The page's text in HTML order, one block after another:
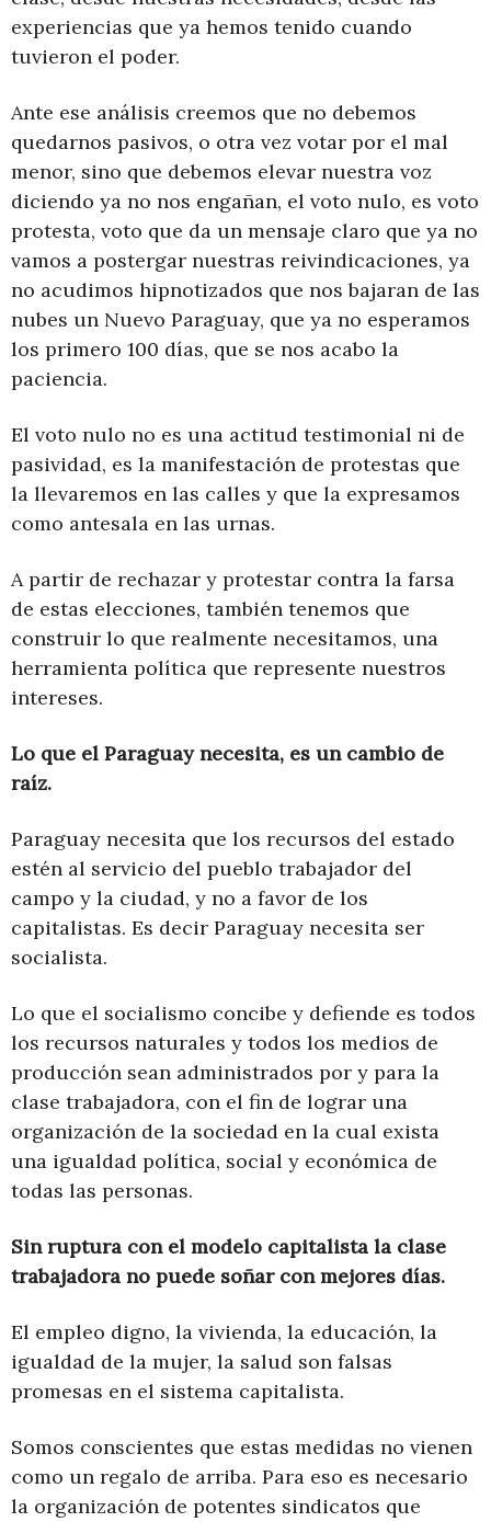
experiencias que ya hemos tenido cuando
tuvieron el poder.
Ante ese análisis creemos que no debemos
quedarnos pasivos, o otra vez votar por el mal
menor, sino que debemos elevar nuestra voz
diciendo ya no nos engañan, el voto nulo, es voto
protesta, voto que da un mensaje claro que ya no
vamos a postergar nuestras reivindicaciones, ya
no acudimos hipnotizados que nos bajaran de las
nubes un Nuevo Paraguay, que ya no esperamos
los primero 100 días, que se nos acabo la
paciencia.
El voto nulo no es una actitud testimonial ni de
pasividad, es la manifestación de protestas que
la llevaremos en las calles y que la expresamos
como antesala en las urnas.
A partir de rechazar y protestar contra la farsa
de estas elecciones, también tenemos que
construir lo que realmente necesitamos, una
herramienta política que represente nuestros
intereses.
Lo que el Paraguay necesita, es un cambio de
raíz.
Paraguay necesita que los recursos del estado
estén al servicio del pueblo trabajador del
campo y la ciudad, y no a favor de los
capitalistas. Es decir Paraguay necesita ser
socialista.
Lo que el socialismo concibe y defiende es todos
los recursos naturales y todos los medios de
producción sean administrados por y para la
clase trabajadora, con el fin de lograr una
organización de la sociedad en la cual exista
una igualdad política, social y económica de
todas las personas.
Sin ruptura con el modelo capitalista la clase
trabajadora no puede soñar con mejores días.
El empleo digno, la vivienda, la educación, la
igualdad de la mujer, la salud son falsas
promesas en el sistema capitalista.
Somos conscientes que estas medidas no vienen
como un regalo de arriba. Para eso es necesario
la organización de potentes sindicatos que